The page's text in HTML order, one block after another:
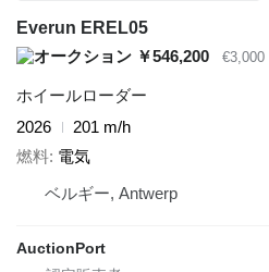
Everun EREL05
￥546,200
€3,000
ホイールローダー
2026
201 m/h
燃料 電気
ベルギー, Antwerp
AuctionPort